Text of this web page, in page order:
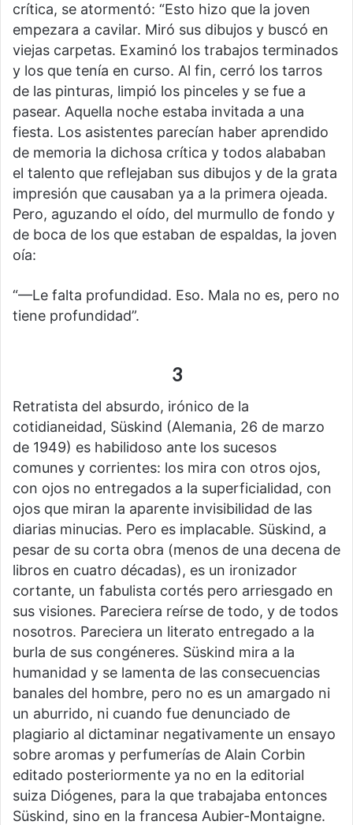
crítica, se atormentó: “Esto hizo que la joven
empezara a cavilar. Miró sus dibujos y buscó en
viejas carpetas. Examinó los trabajos terminados
y los que tenía en curso. Al fin, cerró los tarros
de las pinturas, limpió los pinceles y se fue a
pasear. Aquella noche estaba invitada a una
fiesta. Los asistentes parecían haber aprendido
de memoria la dichosa crítica y todos alababan
el talento que reflejaban sus dibujos y de la grata
impresión que causaban ya a la primera ojeada.
Pero, aguzando el oído, del murmullo de fondo y
de boca de los que estaban de espaldas, la joven
oía:
“—Le falta profundidad. Eso. Mala no es, pero no
tiene profundidad”.
3
Retratista del absurdo, irónico de la
cotidianeidad, Süskind (Alemania, 26 de marzo
de 1949) es habilidoso ante los sucesos
comunes y corrientes: los mira con otros ojos,
con ojos no entregados a la superficialidad, con
ojos que miran la aparente invisibilidad de las
diarias minucias. Pero es implacable. Süskind, a
pesar de su corta obra (menos de una decena de
libros en cuatro décadas), es un ironizador
cortante, un fabulista cortés pero arriesgado en
sus visiones. Pareciera reírse de todo, y de todos
nosotros. Pareciera un literato entregado a la
burla de sus congéneres. Süskind mira a la
humanidad y se lamenta de las consecuencias
banales del hombre, pero no es un amargado ni
un aburrido, ni cuando fue denunciado de
plagiario al dictaminar negativamente un ensayo
sobre aromas y perfumerías de Alain Corbin
editado posteriormente ya no en la editorial
suiza Diógenes, para la que trabajaba entonces
Süskind, sino en la francesa Aubier-Montaigne.